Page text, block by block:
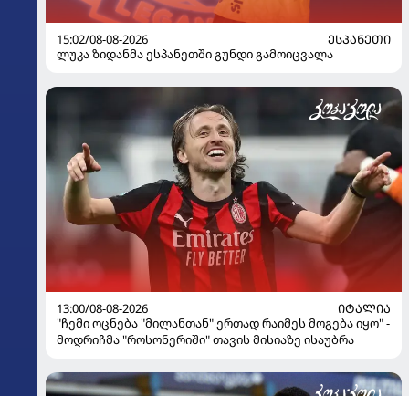
15:02/08-08-2026
ᲔᲡᲞᲐᲜᲔᲗᲘ
ლუკა ზიდანმა ესპანეთში გუნდი გამოიცვალა
13:00/08-08-2026
ᲘᲢᲐᲚᲘᲐ
"ჩემი ოცნება "მილანთან" ერთად რაიმეს მოგება იყო" -
მოდრიჩმა "როსონერიში" თავის მისიაზე ისაუბრა